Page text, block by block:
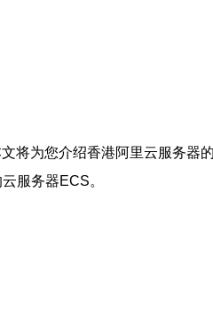
将为您介绍香港阿里云服务器的
服务器ECS。